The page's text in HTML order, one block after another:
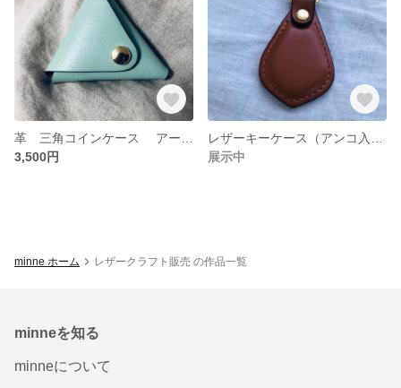
3,500円
展示中
minne ホーム レザークラフト販売 の作品一覧
minneを知る
minneについて